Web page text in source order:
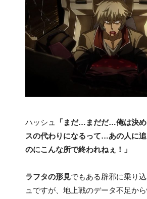
ハッシュ
「まだ…まだだ…俺は決
スの代わりになるって…あの人に
のにこんな所で終われねぇ！」
ラフタの形見でもある辟邪に乗り
ュですが、地上戦のデータ不足か